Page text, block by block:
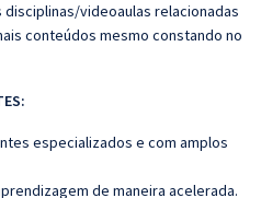
disciplinas/videoaulas relacionadas
conteúdos mesmo constando no
especializados e com amplos
de maneira acelerada.